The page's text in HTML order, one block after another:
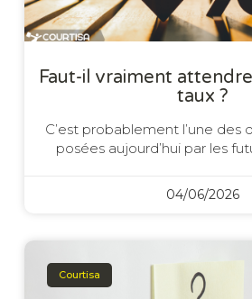
Faut-il vraiment
taux ?
C’est probablement l’une des
posées aujourd’hui par les
04/06/2026
Courtisa